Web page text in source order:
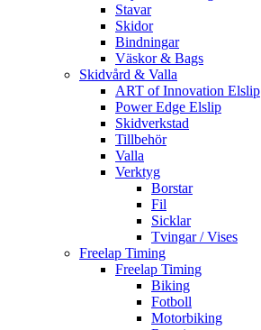
Stavar
Skidor
Bindningar
Väskor & Bags
Skidvård & Valla
ART of Innovation Elslip
Power Edge Elslip
Skidverkstad
Tillbehör
Valla
Verktyg
Borstar
Fil
Sicklar
Tvingar / Vises
Freelap Timing
Freelap Timing
Biking
Fotboll
Motorbiking